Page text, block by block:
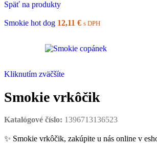
Späť na produkty
Smokie hot dog 12,11 € s DPH
Kliknutím zväčšíte
Smokie vrkôčik
Katalógové číslo: 1396713136523
✨ Smokie vrkôčik, zakúpite u nás online v